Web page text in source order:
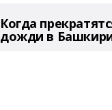
Когда
дожди в